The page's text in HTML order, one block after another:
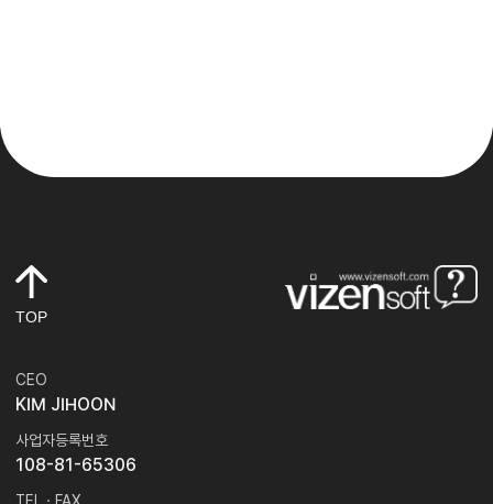
TOP
CEO
KIM JIHOON
사업자등록번호
108-81-65306